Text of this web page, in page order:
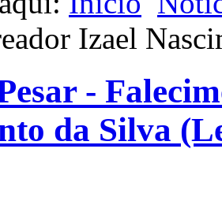
Izael
-
da Silva